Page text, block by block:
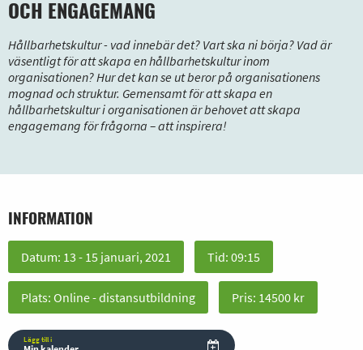
OCH ENGAGEMANG
Hållbarhetskultur - vad innebär det? Vart ska ni börja? Vad är
väsentligt för att skapa en hållbarhetskultur inom
organisationen? Hur det kan se ut beror på organisationens
mognad och struktur. Gemensamt för att skapa en
hållbarhetskultur i organisationen är behovet att skapa
engagemang för frågorna – att inspirera!
INFORMATION
Datum: 13 - 15 januari, 2021 Tid: 09:15
Plats: Online - distansutbildning Pris: 14500 kr
Lägg till i